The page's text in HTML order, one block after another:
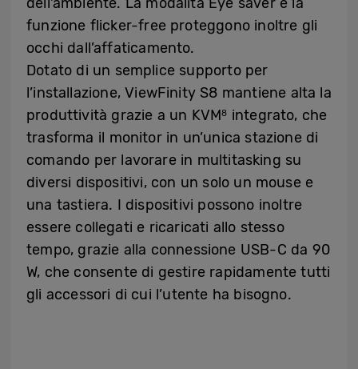
funzione flicker-free proteggono inoltre gli
occhi dall’affaticamento.
Dotato di un semplice supporto per
l’installazione, ViewFinity S8 mantiene alta la
produttività grazie a un KVM8 integrato, che
trasforma il monitor in un’unica stazione di
comando per lavorare in multitasking su
diversi dispositivi, con un solo un mouse e
una tastiera. I dispositivi possono inoltre
essere collegati e ricaricati allo stesso
tempo, grazie alla connessione USB-C da 90
W, che consente di gestire rapidamente tutti
gli accessori di cui l’utente ha bisogno.